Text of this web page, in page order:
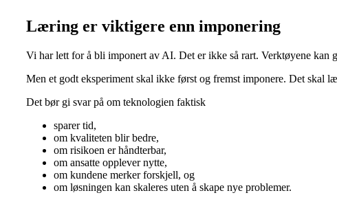
Læring er viktigere enn imponering
Vi har lett for å bli imponert av AI. Det er ikke så rart. Verktøyene kan
Men et godt eksperiment skal ikke først og fremst imponere. Det skal
Det bør gi svar på om teknologien faktisk
sparer tid,
om kvaliteten blir bedre,
om risikoen er håndterbar,
om ansatte opplever nytte,
om kundene merker forskjell, og
om løsningen kan skaleres uten å skape nye problemer.